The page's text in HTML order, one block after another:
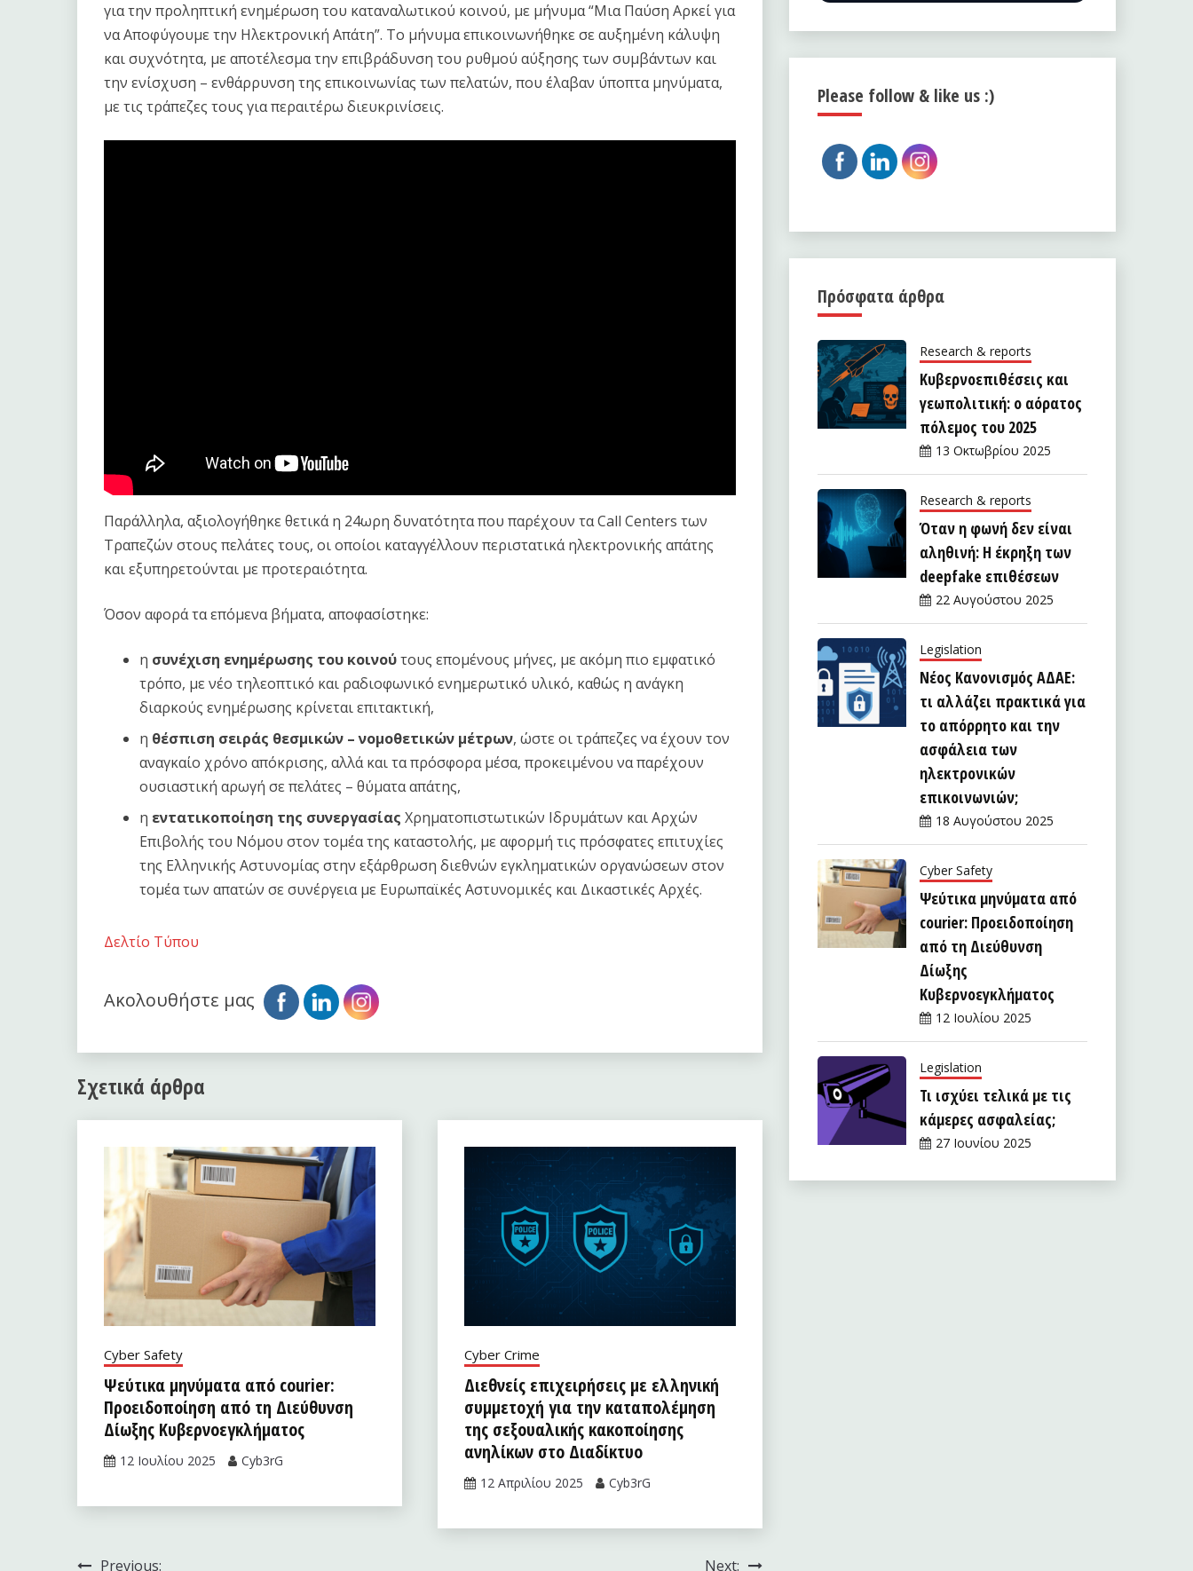
για την προληπτική ενημέρωση του καταναλωτικού κοινού, με μήνυμα “Μια Παύση Αρκεί για
να Αποφύγουμε την Ηλεκτρονική Απάτη”. Το μήνυμα επικοινωνήθηκε σε αυξημένη κάλυψη
και συχνότητα, με αποτέλεσμα την επιβράδυνση του ρυθμού αύξησης των συμβάντων και
την ενίσχυση – ενθάρρυνση της επικοινωνίας των πελατών, που έλαβαν ύποπτα μηνύματα,
με τις τράπεζες τους για περαιτέρω διευκρινίσεις.
Παράλληλα, αξιολογήθηκε θετικά η 24ωρη δυνατότητα που παρέχουν τα Call Centers των
Τραπεζών στους πελάτες τους, οι οποίοι καταγγέλλουν περιστατικά ηλεκτρονικής απάτης
και εξυπηρετούνται με προτεραιότητα.
Όσον αφορά τα επόμενα βήματα, αποφασίστηκε:
η συνέχιση ενημέρωσης του κοινούτους επομένους μήνες, με ακόμη πιο εμφατικό
τρόπο, με νέο τηλεοπτικό και ραδιοφωνικό ενημερωτικό υλικό, καθώς η ανάγκη
διαρκούς ενημέρωσης κρίνεται επιτακτική,
η θέσπιση σειράς θεσμικών – νομοθετικών μέτρων, ώστε οι τράπεζες να έχουν τον
αναγκαίο χρόνο απόκρισης, αλλά και τα πρόσφορα μέσα, προκειμένου να παρέχουν
ουσιαστική αρωγή σε πελάτες – θύματα απάτης,
η εντατικοποίηση της συνεργασίας Χρηματοπιστωτικών Ιδρυμάτων και Αρχών
Επιβολής του Νόμου στον τομέα της καταστολής, με αφορμή τις πρόσφατες επιτυχίες
της Ελληνικής Αστυνομίας στην εξάρθρωση διεθνών εγκληματικών οργανώσεων στον
τομέα των απατών σε συνέργεια με Ευρωπαϊκές Αστυνομικές και Δικαστικές Αρχές.
Δελτίο Τύπου
Ακολουθήστε μας
Σχετικά άρθρα
Cyber Safety
Ψεύτικα μηνύματα από courier:
Προειδοποίηση από τη Διεύθυνση
Δίωξης Κυβερνοεγκλήματος
12 Ιουλίου 2025 Cyb3rG
Cyber Crime
Διεθνείς επιχειρήσεις με ελληνική
συμμετοχή για την καταπολέμηση
της σεξουαλικής κακοποίησης
ανηλίκων στο Διαδίκτυο
12 Απριλίου 2025 Cyb3rG
Previous: Next:
Please follow & like us :)
Πρόσφατα άρθρα
Research & reports
Κυβερνοεπιθέσεις και
γεωπολιτική: ο αόρατος
πόλεμος του 2025
13 Οκτωβρίου 2025
Research & reports
Όταν η φωνή δεν είναι
αληθινή: Η έκρηξη των
deepfake επιθέσεων
22 Αυγούστου 2025
Legislation
Νέος Κανονισμός ΑΔΑΕ:
τι αλλάζει πρακτικά για
το απόρρητο και την
ασφάλεια των
ηλεκτρονικών
επικοινωνιών;
18 Αυγούστου 2025
Cyber Safety
Ψεύτικα μηνύματα από
courier: Προειδοποίηση
από τη Διεύθυνση
Δίωξης
Κυβερνοεγκλήματος
12 Ιουλίου 2025
Legislation
Τι ισχύει τελικά με τις
κάμερες ασφαλείας;
27 Ιουνίου 2025